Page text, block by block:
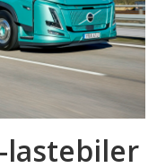
lastebiler